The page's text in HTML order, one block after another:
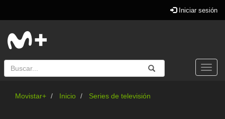
Iniciar sesión
Buscar Enviar
Buscar
Movistar+ Inicio Series de televisión